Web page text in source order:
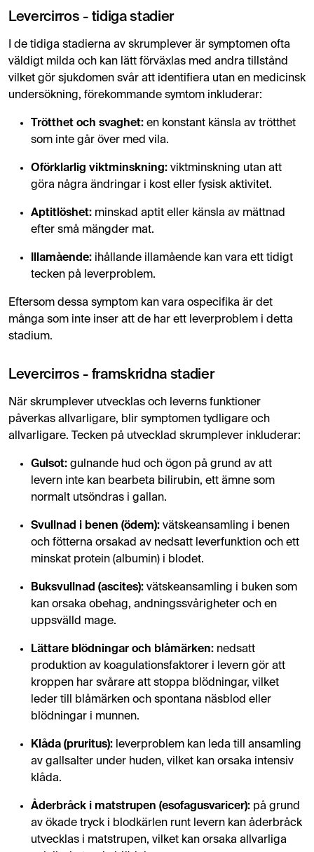
Levercirros - tidiga stadier
I de tidiga stadierna av skrumplever är symptomen ofta
väldigt milda och kan lätt förväxlas med andra tillstånd
vilket gör sjukdomen svår att identifiera utan en medicinsk
undersökning, förekommande symtom inkluderar:
Trötthet och svaghet: en konstant känsla av trötthet
som inte går över med vila.
Oförklarlig viktminskning: viktminskning utan att
göra några ändringar i kost eller fysisk aktivitet.
Aptitlöshet: minskad aptit eller känsla av mättnad
efter små mängder mat.
Illamående: ihållande illamående kan vara ett tidigt
tecken på leverproblem.
Eftersom dessa symptom kan vara ospecifika är det
många som inte inser att de har ett leverproblem i detta
stadium.
Levercirros - framskridna stadier
När skrumplever utvecklas och leverns funktioner
påverkas allvarligare, blir symptomen tydligare och
allvarligare. Tecken på utvecklad skrumplever inkluderar:
Gulsot: gulnande hud och ögon på grund av att
levern inte kan bearbeta bilirubin, ett ämne som
normalt utsöndras i gallan.
Svullnad i benen (ödem): vätskeansamling i benen
och fötterna orsakad av nedsatt leverfunktion och ett
minskat protein (albumin) i blodet.
Buksvullnad (ascites): vätskeansamling i buken som
kan orsaka obehag, andningssvårigheter och en
uppsvälld mage.
Lättare blödningar och blåmärken: nedsatt
produktion av koagulationsfaktorer i levern gör att
kroppen har svårare att stoppa blödningar, vilket
leder till blåmärken och spontana näsblod eller
blödningar i munnen.
Klåda (pruritus): leverproblem kan leda till ansamling
av gallsalter under huden, vilket kan orsaka intensiv
klåda.
Åderbråck i matstrupen (esofagusvaricer): på grund
av ökade tryck i blodkärlen runt levern kan åderbråck
utvecklas i matstrupen, vilket kan orsaka allvarliga